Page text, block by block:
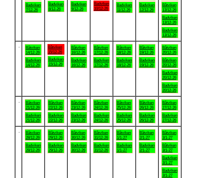
Badviken
7/12-26
Badviken
8/12-26
Badviken
9/12-26
Badviken
10/12-26
Badviken
11/12-26
Badviken
12/12-26
Båtviken
13/12-26
Badviken
13/12-26
Badviken
13/12-26
Båtviken
14/12-26
Badviken
14/12-26
Båtviken
15/12-26
Badviken
15/12-26
Båtviken
16/12-26
Badviken
16/12-26
Båtviken
17/12-26
Badviken
17/12-26
Båtviken
18/12-26
Badviken
18/12-26
Båtviken
19/12-26
Badviken
19/12-26
Båtviken
20/12-26
Båtviken
20/12-26
Badviken
20/12-26
Badviken
20/12-26
Båtviken
21/12-26
Badviken
21/12-26
Båtviken
22/12-26
Badviken
22/12-26
Båtviken
23/12-26
Badviken
23/12-26
Båtviken
24/12-26
Badviken
24/12-26
Båtviken
25/12-26
Badviken
25/12-26
Båtviken
26/12-26
Badviken
26/12-26
Båtviken
27/12-26
Badviken
27/12-26
Båtviken
28/12-26
Badviken
28/12-26
Båtviken
29/12-26
Badviken
29/12-26
Båtviken
30/12-26
Badviken
30/12-26
Båtviken
31/12-26
Badviken
31/12-26
Båtviken
1/1-27
Badviken
1/1-27
Båtviken
2/1-27
Badviken
2/1-27
Båtviken
3/1-27
Båtviken
3/1-27
Badviken
3/1-27
Badviken
3/1-27